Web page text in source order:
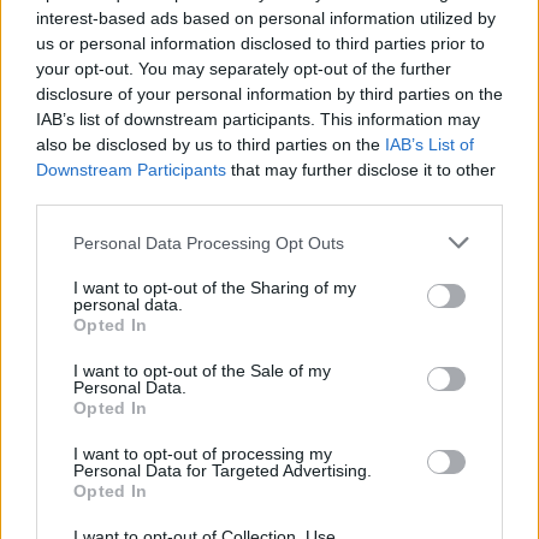
interest-based ads based on personal information utilized by
us or personal information disclosed to third parties prior to
your opt-out. You may separately opt-out of the further
disclosure of your personal information by third parties on the
IAB’s list of downstream participants. This information may
also be disclosed by us to third parties on the IAB’s List of
Downstream Participants that may further disclose it to other
Personal Data Processing Opt Outs
I want to opt-out of the Sharing of my
personal data.
Opted In
I want to opt-out of the Sale of my
Personal Data.
Opted In
I want to opt-out of processing my
Personal Data for Targeted Advertising.
Opted In
AVG
8
Poletni bolšji sejem
08:00
AVG
8
Spider-Man: Nov dan
AVG
8
Fuj, gosenica!
AVG Backrooms: Brez izhoda
Pretep v gostinskem lokalu v Velenju: 46-letnik
moškega udaril s steklenico in ga zabodel
(VIDEO) "Mislil sem, da je konec": Lastnik